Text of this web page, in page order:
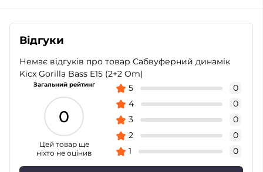
Відгуки
Немає відгуків про товар Сабвуферний динамік
Kicx Gorilla Bass E15 (2+2 Om)
Загальний рейтинг
0
Цей товар ще
ніхто не оцінив
5
0
4
0
3
0
2
0
1
0